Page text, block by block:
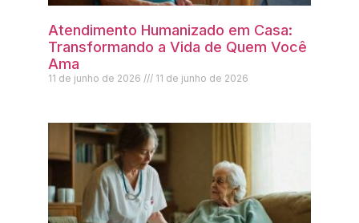
Atendimento Humanizado em Casa:
Transformando a Vida de Quem Você
Ama
11 de junho de 2026 11 de junho de 2026